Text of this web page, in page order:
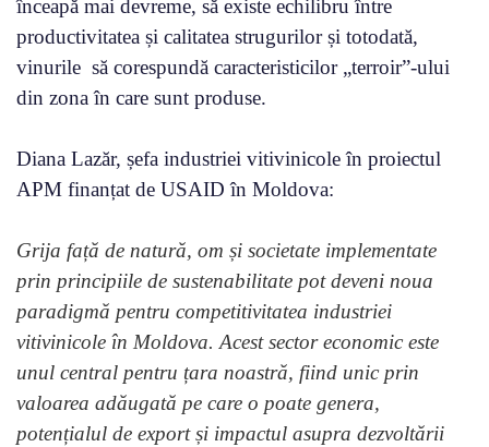
înceapă mai devreme, să existe echilibru între
productivitatea și calitatea strugurilor și totodată,
vinurile să corespundă caracteristicilor „terroir”-ului
din zona în care sunt produse.
Diana Lazăr, șefa industriei vitivinicole în proiectul
APM finanțat de USAID în Moldova:
Grija față de natură, om și societate implementate
prin principiile de sustenabilitate pot deveni noua
paradigmă pentru competitivitatea industriei
vitivinicole în Moldova. Acest sector economic este
unul central pentru țara noastră, fiind unic prin
valoarea adăugată pe care o poate genera,
potențialul de export și impactul asupra dezvoltării